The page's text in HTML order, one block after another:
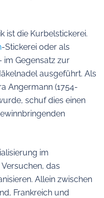
ist die Kurbelstickerei.
-Stickerei oder als
im Gegensatz zur
ausgeführt. Als
Angermann (1754-
schuf dies einen
im
das
Allein zwischen
Frankreich und